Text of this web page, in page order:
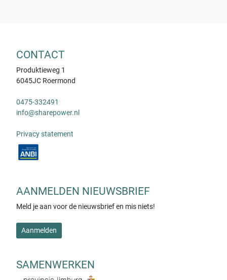
CONTACT
Produktieweg 1
6045JC Roermond
0475-332491
info@sharepower.nl
Privacy statement
AANMELDEN NIEUWSBRIEF
Meld je aan voor de nieuwsbrief en mis niets!
Aanmelden
SAMENWERKEN